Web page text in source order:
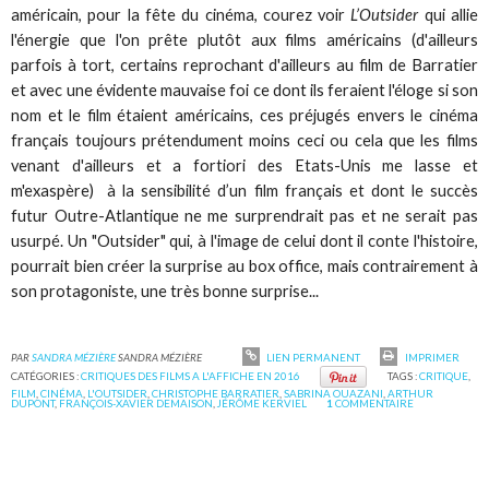
américain, pour la fête du cinéma, courez voirL’Outsiderqui allie
l'énergie que l'on prête plutôt aux films américains (d'ailleurs
parfois à tort, certains reprochant d'ailleurs au film de Barratier
et avec une évidente mauvaise foi ce dont ils feraient l'éloge si son
nom et le film étaient américains, ces préjugés envers le cinéma
français toujours prétendument moins ceci ou cela que les films
venant d'ailleurs et a fortiori des Etats-Unis me lasse et
m'exaspère) à la sensibilité d’un film français et dont le succès
futur Outre-Atlantique ne me surprendrait pas et ne serait pas
usurpé. Un "Outsider" qui, à l'image de celui dont il conte l'histoire,
pourrait bien créer la surprise au box office, mais contrairement à
son protagoniste, une très bonne surprise...
PARSANDRA MÉZIÈRESANDRA MÉZIÈRE LIEN PERMANENT
IMPRIMER
CATÉGORIES :CRITIQUES DES FILMS A L'AFFICHE EN 2016 TAGS :CRITIQUE,
FILM ,CINÉMA L'OUTSIDER ,CHRISTOPHE BARRATIER ,SABRINA OUAZANI ,ARTHUR
DUPONT, FRANÇOIS-XAVIER DEMAISON JÉRÔME KERVIEL 1 COMMENTAIRE